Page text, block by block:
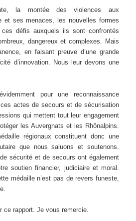
la montée des violences aux
et ses menaces, les nouvelles formes
défis auxquels ils sont confrontés
dangereux et complexes. Mais
en faisant preuve d’une grande
d’innovation. Nous leur devons une
pour une reconnaissance
actes de secours et de sécurisation
qui mettent tout leur engagement
les Auvergnats et les Rhônalpins.
régionaux constituent donc une
que nous saluons et soutenons.
sécurité et de secours ont également
soutien financier, judiciaire et moral.
médaille n’est pas de revers funeste,
ce rapport. Je vous remercie.